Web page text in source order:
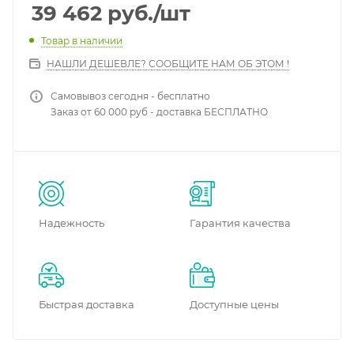
39 462 руб./шт
Товар в наличии
НАШЛИ ДЕШЕВЛЕ? СООБЩИТЕ НАМ ОБ ЭТОМ !
Самовывоз сегодня - бесплатно
Заказ от 60 000 руб - доставка БЕСПЛАТНО
Надежность Гарантия качества
Быстрая доставка Доступные цены